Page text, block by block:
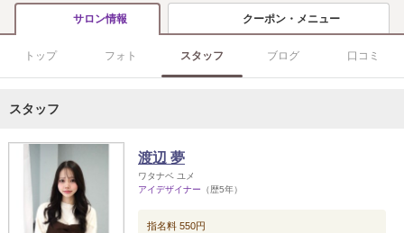
サロン情報 クーポン・メニュー
トップ フォト スタッフ ブログ 口コミ
スタッフ
渡辺 夢
ワタナベ ユメ
アイデザイナー （歴5年）
指名料 550円